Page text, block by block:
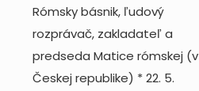
Rómsky básnik, ľudový
rozprávač, zakladateľ a
predseda Matice rómskej (v
Českej republike) * 22. 5.